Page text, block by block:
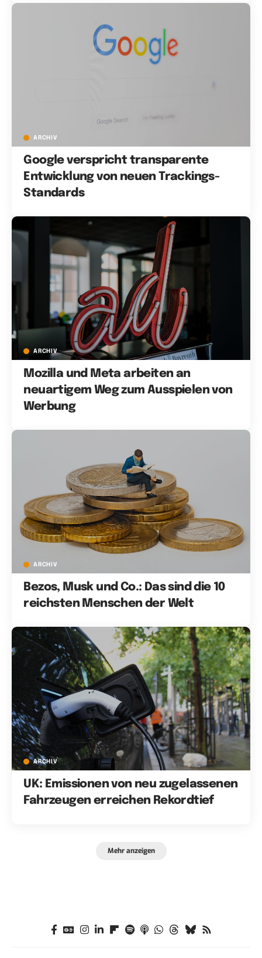
ARCHIV
Google verspricht transparente
Entwicklung von neuen Trackings-
Standards
ARCHIV
Mozilla und Meta arbeiten an
neuartigem Weg zum Ausspielen von
Werbung
ARCHIV
Bezos, Musk und Co.: Das sind die 10
reichsten Menschen der Welt
ARCHIV
UK: Emissionen von neu zugelassenen
Fahrzeugen erreichen Rekordtief
Mehr anzeigen